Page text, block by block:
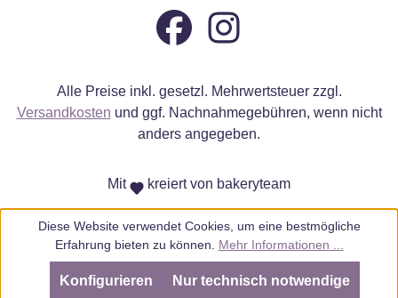
Alle Preise inkl. gesetzl. Mehrwertsteuer zzgl.
Versandkosten und ggf. Nachnahmegebühren, wenn nicht
anders angegeben.
Mit kreiert von bakeryteam
Diese Website verwendet Cookies, um eine bestmögliche
Erfahrung bieten zu können. Mehr Informationen ...
Nur technisch notwendige
Konfigurieren